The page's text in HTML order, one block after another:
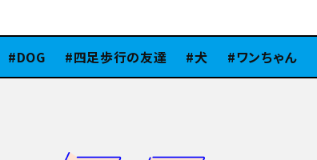
四足歩行の友達 犬 ワンちゃん スタ